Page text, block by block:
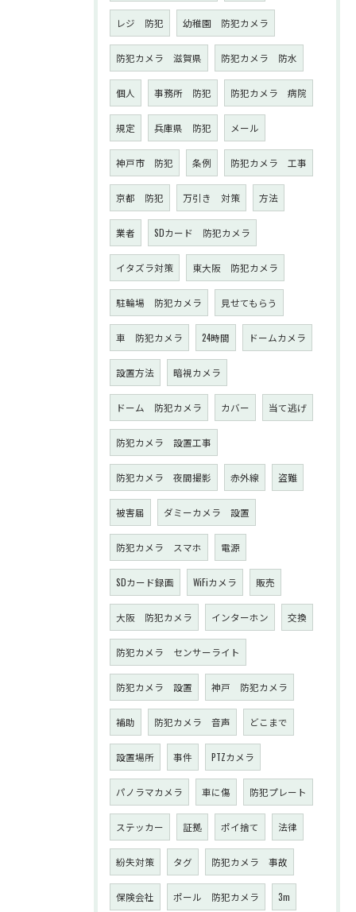
レジ 防犯 幼稚園 防犯カメラ
防犯カメラ 滋賀県 防犯カメラ 防水
個人 事務所 防犯 防犯カメラ 病院
規定 兵庫県 防犯 メール
神戸市 防犯 条例 防犯カメラ 工事
京都 防犯 万引き 対策 方法
業者 SDカード 防犯カメラ
イタズラ対策 東大阪 防犯カメラ
駐輪場 防犯カメラ 見せてもらう
車 防犯カメラ 24時間 ドームカメラ
設置方法 暗視カメラ
ドーム 防犯カメラ カバー 当て逃げ
防犯カメラ 設置工事
防犯カメラ 夜間撮影 赤外線 盗難
被害届 ダミーカメラ 設置
防犯カメラ スマホ 電源
SDカード録画 WiFiカメラ 販売
大阪 防犯カメラ インターホン 交換
防犯カメラ センサーライト
防犯カメラ 設置 神戸 防犯カメラ
補助 防犯カメラ 音声 どこまで
設置場所 事件 PTZカメラ
パノラマカメラ 車に傷 防犯プレート
ステッカー 証拠 ポイ捨て 法律
紛失対策 タグ 防犯カメラ 事故
保険会社 ポール 防犯カメラ 3m